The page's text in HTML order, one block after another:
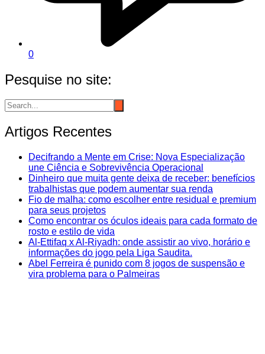
0
Pesquise no site:
Artigos Recentes
Decifrando a Mente em Crise: Nova Especialização
une Ciência e Sobrevivência Operacional
Dinheiro que muita gente deixa de receber: benefícios
trabalhistas que podem aumentar sua renda
Fio de malha: como escolher entre residual e premium
para seus projetos
Como encontrar os óculos ideais para cada formato de
rosto e estilo de vida
Al-Ettifaq x Al-Riyadh: onde assistir ao vivo, horário e
informações do jogo pela Liga Saudita.
Abel Ferreira é punido com 8 jogos de suspensão e
vira problema para o Palmeiras